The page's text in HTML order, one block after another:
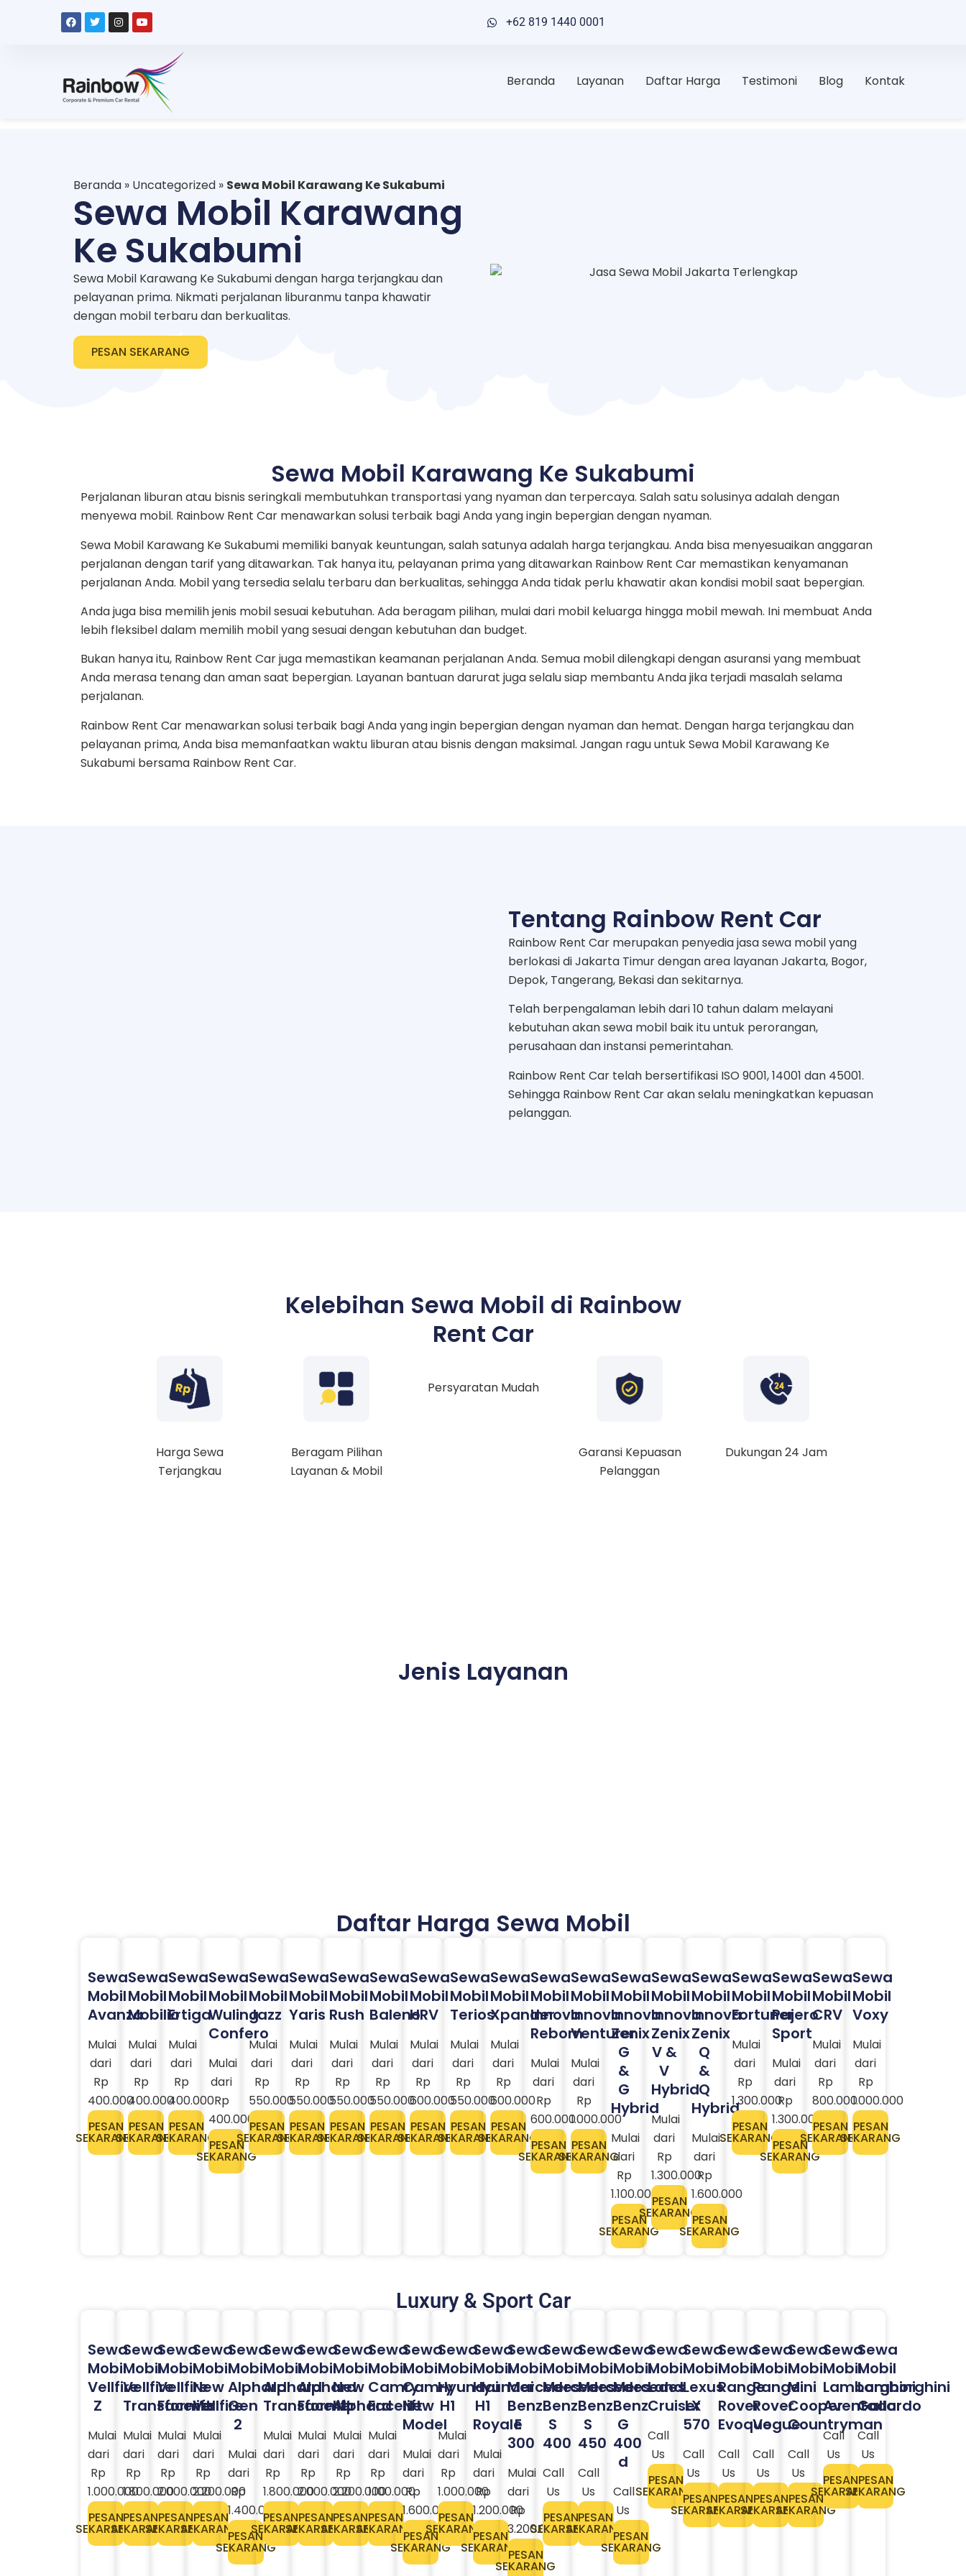
+62 819 1440 0001
Beranda Layanan Daftar Harga Testimoni Blog Kontak
Beranda » Uncategorized » Sewa Mobil Karawang Ke Sukabumi
Sewa Mobil Karawang
Ke Sukabumi
Sewa Mobil Karawang Ke Sukabumi dengan harga terjangkau dan
pelayanan prima. Nikmati perjalanan liburanmu tanpa khawatir
dengan mobil terbaru dan berkualitas.
PESAN SEKARANG
Sewa Mobil Karawang Ke Sukabumi
Perjalanan liburan atau bisnis seringkali membutuhkan transportasi yang nyaman dan terpercaya. Salah satu solusinya adalah dengan
menyewa mobil. Rainbow Rent Car menawarkan solusi terbaik bagi Anda yang ingin bepergian dengan nyaman.
Sewa Mobil Karawang Ke Sukabumi memiliki banyak keuntungan, salah satunya adalah harga terjangkau. Anda bisa menyesuaikan anggaran
perjalanan dengan tarif yang ditawarkan. Tak hanya itu, pelayanan prima yang ditawarkan Rainbow Rent Car memastikan kenyamanan
perjalanan Anda. Mobil yang tersedia selalu terbaru dan berkualitas, sehingga Anda tidak perlu khawatir akan kondisi mobil saat bepergian.
Anda juga bisa memilih jenis mobil sesuai kebutuhan. Ada beragam pilihan, mulai dari mobil keluarga hingga mobil mewah. Ini membuat Anda
lebih fleksibel dalam memilih mobil yang sesuai dengan kebutuhan dan budget.
Bukan hanya itu, Rainbow Rent Car juga memastikan keamanan perjalanan Anda. Semua mobil dilengkapi dengan asuransi yang membuat
Anda merasa tenang dan aman saat bepergian. Layanan bantuan darurat juga selalu siap membantu Anda jika terjadi masalah selama
perjalanan.
Rainbow Rent Car menawarkan solusi terbaik bagi Anda yang ingin bepergian dengan nyaman dan hemat. Dengan harga terjangkau dan
pelayanan prima, Anda bisa memanfaatkan waktu liburan atau bisnis dengan maksimal. Jangan ragu untuk Sewa Mobil Karawang Ke
Sukabumi bersama Rainbow Rent Car.
Tentang Rainbow Rent Car
Rainbow Rent Car merupakan penyedia jasa sewa mobil yang
berlokasi di Jakarta Timur dengan area layanan Jakarta, Bogor,
Depok, Tangerang, Bekasi dan sekitarnya.
Telah berpengalaman lebih dari 10 tahun dalam melayani
kebutuhan akan sewa mobil baik itu untuk perorangan,
perusahaan dan instansi pemerintahan.
Rainbow Rent Car telah bersertifikasi ISO 9001, 14001 dan 45001.
Sehingga Rainbow Rent Car akan selalu meningkatkan kepuasan
pelanggan.
Kelebihan Sewa Mobil di Rainbow
Rent Car
Harga Sewa
Terjangkau
Beragam Pilihan
Layanan & Mobil
Persyaratan Mudah
Garansi Kepuasan
Pelanggan
Dukungan 24 Jam
Jenis Layanan
Daftar Harga Sewa Mobil
Sewa
Mobil
Avanza
Mulai
dari
Rp
400.000
PESAN
SEKARANG
Sewa
Mobil
Mobilio
Mulai
dari
Rp
400.000
PESAN
SEKARANG
Sewa
Mobil
Ertiga
Mulai
dari
Rp
400.000
PESAN
SEKARANG
Sewa
Mobil
Wuling
Confero
Mulai
dari
Rp
400.000
PESAN
SEKARANG
Sewa
Mobil
Jazz
Mulai
dari
Rp
550.000
PESAN
SEKARANG
Sewa
Mobil
Yaris
Mulai
dari
Rp
550.000
PESAN
SEKARANG
Sewa
Mobil
Rush
Mulai
dari
Rp
550.000
PESAN
SEKARANG
Sewa
Mobil
Baleno
Mulai
dari
Rp
550.000
PESAN
SEKARANG
Sewa
Mobil
HRV
Mulai
dari
Rp
600.000
PESAN
SEKARANG
Sewa
Mobil
Terios
Mulai
dari
Rp
550.000
PESAN
SEKARANG
Sewa
Mobil
Xpander
Mulai
dari
Rp
600.000
PESAN
SEKARANG
Sewa
Mobil
Innova
Reborn
Mulai
dari
Rp
600.000
PESAN
SEKARANG
Sewa
Mobil
Innova
Venturer
Mulai
dari
Rp
1.000.000
PESAN
SEKARANG
Sewa
Mobil
Innova
Zenix
G
&
G
Hybrid
Mulai
dari
Rp
1.100.000
PESAN
SEKARANG
Sewa
Mobil
Innova
Zenix
V &
V
Hybrid
Mulai
dari
Rp
1.300.000
PESAN
SEKARANG
Sewa
Mobil
Innova
Zenix
Q
&
Q
Hybrid
Mulai
dari
Rp
1.600.000
PESAN
SEKARANG
Sewa
Mobil
Fortuner
Mulai
dari
Rp
1.300.000
PESAN
SEKARANG
Sewa
Mobil
Pajero
Sport
Mulai
dari
Rp
1.300.000
PESAN
SEKARANG
Sewa
Mobil
CRV
Mulai
dari
Rp
800.000
PESAN
SEKARANG
Sewa
Mobil
Voxy
Mulai
dari
Rp
1.000.000
PESAN
SEKARANG
Luxury & Sport Car
Sewa
Mobil
Vellfire
Z
Mulai
dari
Rp
1.000.000
PESAN
SEKARANG
Sewa
Mobil
Vellfire
Transformer
Mulai
dari
Rp
1.800.000
PESAN
SEKARANG
Sewa
Mobil
Vellfire
Facelift
Mulai
dari
Rp
2.000.000
PESAN
SEKARANG
Sewa
Mobil
New
Vellfire
Mulai
dari
Rp
2.200.000
PESAN
SEKARANG
Sewa
Mobil
Alphard
Gen
2
Mulai
dari
Rp
1.400.000
PESAN
SEKARANG
Sewa
Mobil
Alphard
Transformer
Mulai
dari
Rp
1.800.000
PESAN
SEKARANG
Sewa
Mobil
Alphard
Facelift
Mulai
dari
Rp
2.000.000
PESAN
SEKARANG
Sewa
Mobil
New
Alphard
Mulai
dari
Rp
2.200.000
PESAN
SEKARANG
Sewa
Mobil
Camry
Facelift
Mulai
dari
Rp
1.100.000
PESAN
SEKARANG
Sewa
Mobil
Camry
New
Model
Mulai
dari
Rp
1.600.000
PESAN
SEKARANG
Sewa
Mobil
Hyundai
H1
Mulai
dari
Rp
1.000.000
PESAN
SEKARANG
Sewa
Mobil
Hyundai
H1
Royale
Mulai
dari
Rp
1.200.000
PESAN
SEKARANG
Sewa
Mobil
Mercedes
Benz
E
300
Mulai
dari
Rp
3.200.000​
PESAN
SEKARANG
Sewa
Mobil
Mercedes
Benz
S
400
Call
Us
PESAN
SEKARANG
Sewa
Mobil
Mercedes
Benz
S
450
Call
Us
PESAN
SEKARANG
Sewa
Mobil
Mercedes
Benz
G
400
d
Call
Us
PESAN
SEKARANG
Sewa
Mobil
Land
Cruiser
Call
Us
PESAN
SEKARANG
Sewa
Mobil
Lexus
LX
570
Call
Us
PESAN
SEKARANG
Sewa
Mobil
Range
Rover
Evoque
Call
Us
PESAN
SEKARANG
Sewa
Mobil
Range
Rover
Vogue
Call
Us
PESAN
SEKARANG
Sewa
Mobil
Mini
Cooper
Countryman
Call
Us
PESAN
SEKARANG
Sewa
Mobil
Lamborghini
Aventador
Call
Us
PESAN
SEKARANG
Sewa
Mobil
Lamborghini
Gallardo
Call
Us
PESAN
SEKARANG